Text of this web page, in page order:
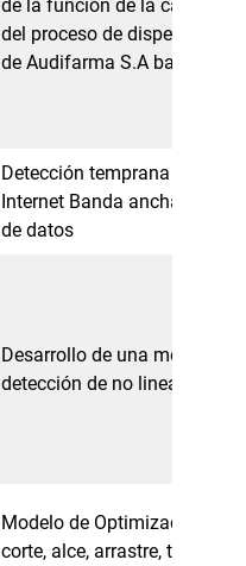
de la función de la calidad
del proceso de
de Audifarma S.A basado
Detección temprana de
Internet Banda ancha
de datos
Desarrollo de una
detección de no linealidad
Modelo de Optimización
corte, alce, arrastre,